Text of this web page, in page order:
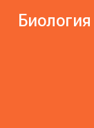
Биология